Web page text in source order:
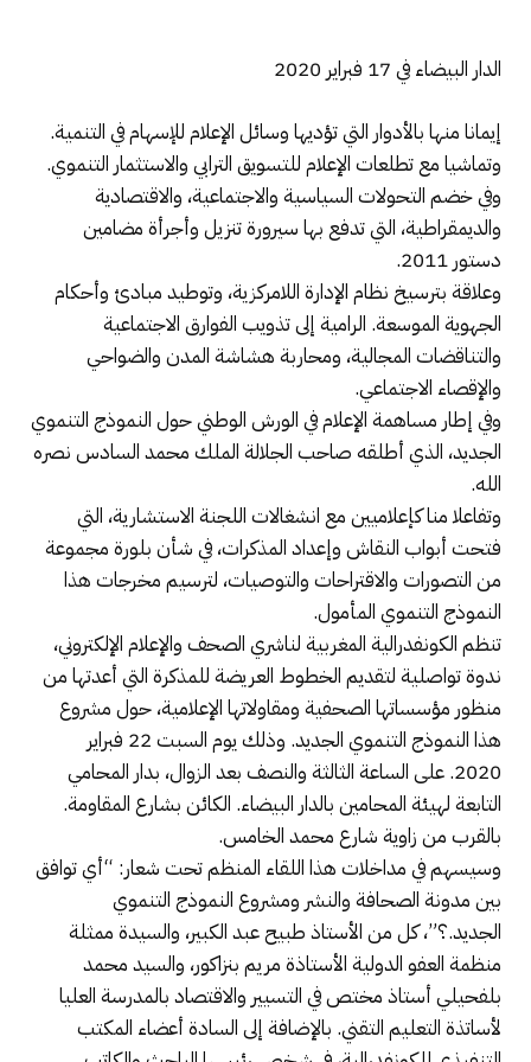
الدار البيضاء في 17 فبراير 2020
إيمانا منها بالأدوار التي تؤديها وسائل الإعلام للإسهام في التنمية.
وتماشيا مع تطلعات الإعلام للتسويق الترابي والاستثمار التنموي.
وفي خضم التحولات السياسية والاجتماعية، والاقتصادية
والديمقراطية، التي تدفع بها سيرورة تنزيل وأجرأة مضامين
دستور 2011.
وعلاقة بترسيخ نظام الإدارة اللامركزية، وتوطيد مبادئ وأحكام
الجهوية الموسعة. الرامية إلى تذويب الفوارق الاجتماعية
والتناقضات المجالية، ومحاربة هشاشة المدن والضواحي
والإقصاء الاجتماعي.
وفي إطار مساهمة الإعلام في الورش الوطني حول النموذج التنموي
الجديد، الذي أطلقه صاحب الجلالة الملك محمد السادس نصره
الله.
وتفاعلا منا كإعلاميين مع انشغالات اللجنة الاستشارية، التي
فتحت أبواب النقاش وإعداد المذكرات، في شأن بلورة مجموعة
من التصورات والاقتراحات والتوصيات، لترسيم مخرجات هذا
النموذج التنموي المأمول.
تنظم الكونفدرالية المغربية لناشري الصحف والإعلام الإلكتروني،
ندوة تواصلية لتقديم الخطوط العريضة للمذكرة التي أعدتها من
منظور مؤسساتها الصحفية ومقاولاتها الإعلامية، حول مشروع
هذا النموذج التنموي الجديد. وذلك يوم السبت 22 فبراير
2020. على الساعة الثالثة والنصف بعد الزوال، بدار المحامي
التابعة لهيئة المحامين بالدار البيضاء. الكائن بشارع المقاومة.
بالقرب من زاوية شارع محمد الخامس.
وسيسهم في مداخلات هذا اللقاء المنظم تحت شعار: “أي توافق
بين مدونة الصحافة والنشر ومشروع النموذج التنموي
الجديد.؟”، كل من الأستاذ طبيح عبد الكبير، والسيدة ممثلة
منظمة العفو الدولية الأستاذة مريم بنزاكور، والسيد محمد
بلفحيلي أستاذ مختص في التسيير والاقتصاد بالمدرسة العليا
لأساتذة التعليم التقني. بالإضافة إلى السادة أعضاء المكتب